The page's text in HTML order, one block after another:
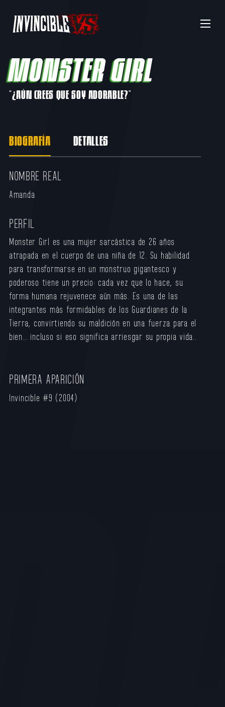
Menu
MONSTER GIRL
“¿AÚN CREES QUE SOY ADORABLE?”
BIOGRAFÍA DETALLES
NOMBRE REAL
Amanda
PERFIL
Monster Girl es una mujer sarcástica de 26 años
atrapada en el cuerpo de una niña de 12. Su habilidad
para transformarse en un monstruo gigantesco y
poderoso tiene un precio: cada vez que lo hace, su
forma humana rejuvenece aún más. Es una de las
integrantes más formidables de los Guardianes de la
Tierra, convirtiendo su maldición en una fuerza para el
bien… incluso si eso significa arriesgar su propia vida.
PRIMERA APARICIÓN
Invincible #9 (2004)